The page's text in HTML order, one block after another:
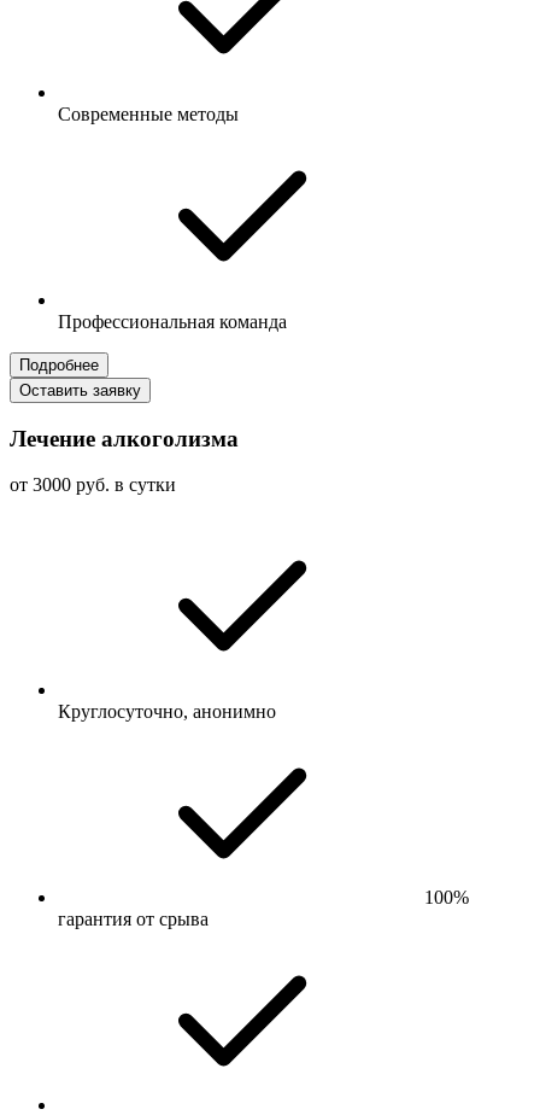
Современные методы
Профессиональная команда
Подробнее
Оставить заявку
Лечение алкоголизма
от 3000 руб. в сутки
Круглосуточно, анонимно
100%
гарантия от срыва